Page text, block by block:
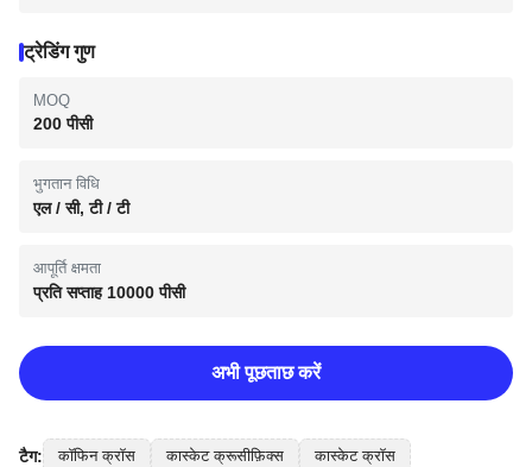
ट्रेडिंग गुण
MOQ
200 पीसी
भुगतान विधि
एल / सी, टी / टी
आपूर्ति क्षमता
प्रति सप्ताह 10000 पीसी
अभी पूछताछ करें
टैग: कॉफिन क्रॉस कास्केट क्रूसीफ़िक्स कास्केट क्रॉस